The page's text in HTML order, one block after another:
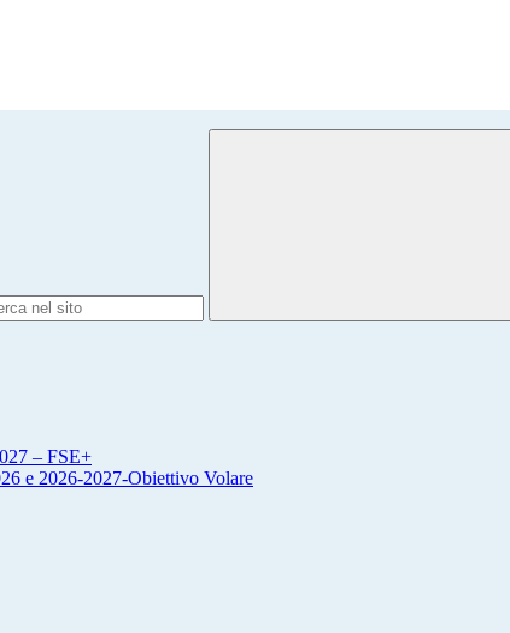
– FSE+
e 2026-2027-Obiettivo Volare